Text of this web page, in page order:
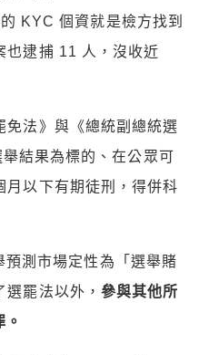
KYC 個資就是檢方找到
也逮捕 11 人，沒收近
免法》與《總統副總統選
結果為標的、在公眾可
月以下有期徒刑，得併科
測市場定性為「選舉賭
罷法以外， 參與其他所